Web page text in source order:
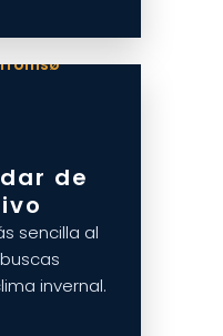
de
sencilla al
invernal.